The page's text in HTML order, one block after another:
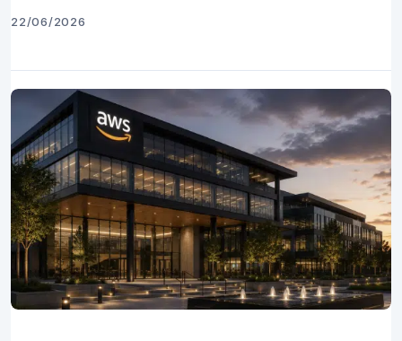
22/06/2026